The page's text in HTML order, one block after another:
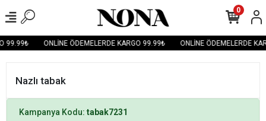
99.99₺ ONLİNE ÖDEMELERDE KARGO 99.99₺ ONLİNE ÖDEMELERDE
0
Nazlı tabak
Kampanya Kodu: tabak7231